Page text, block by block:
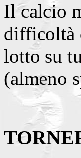
Il calcio
difficoltà
lotto su
(almeno